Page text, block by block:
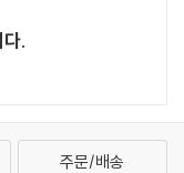
.
주문/배송